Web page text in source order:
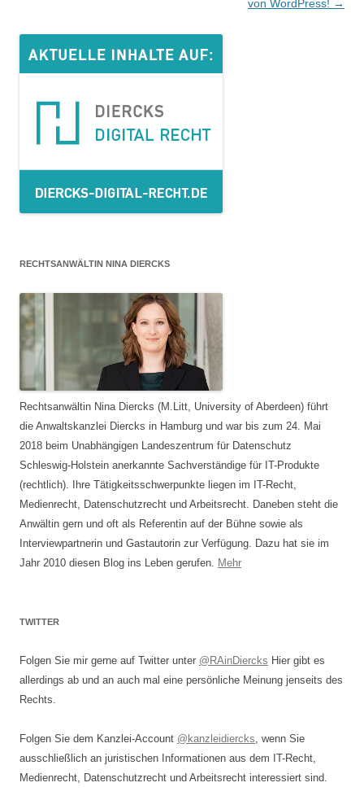
von WordPress! →
RECHTSANWÄLTIN NINA DIERCKS
Rechtsanwältin Nina Diercks (M.Litt, University of Aberdeen) führt
die Anwaltskanzlei Diercks in Hamburg und war bis zum 24. Mai
2018 beim Unabhängigen Landeszentrum für Datenschutz
Schleswig-Holstein anerkannte Sachverständige für IT-Produkte
(rechtlich). Ihre Tätigkeitsschwerpunkte liegen im IT-Recht,
Medienrecht, Datenschutzrecht und Arbeitsrecht. Daneben steht die
Anwältin gern und oft als Referentin auf der Bühne sowie als
Interviewpartnerin und Gastautorin zur Verfügung. Dazu hat sie im
Jahr 2010 diesen Blog ins Leben gerufen. Mehr
TWITTER
Folgen Sie mir gerne auf Twitter unter @RAinDiercks Hier gibt es
allerdings ab und an auch mal eine persönliche Meinung jenseits des
Rechts.
Folgen Sie dem Kanzlei-Account @kanzleidiercks, wenn Sie
ausschließlich an juristischen Informationen aus dem IT-Recht,
Medienrecht, Datenschutzrecht und Arbeitsrecht interessiert sind.